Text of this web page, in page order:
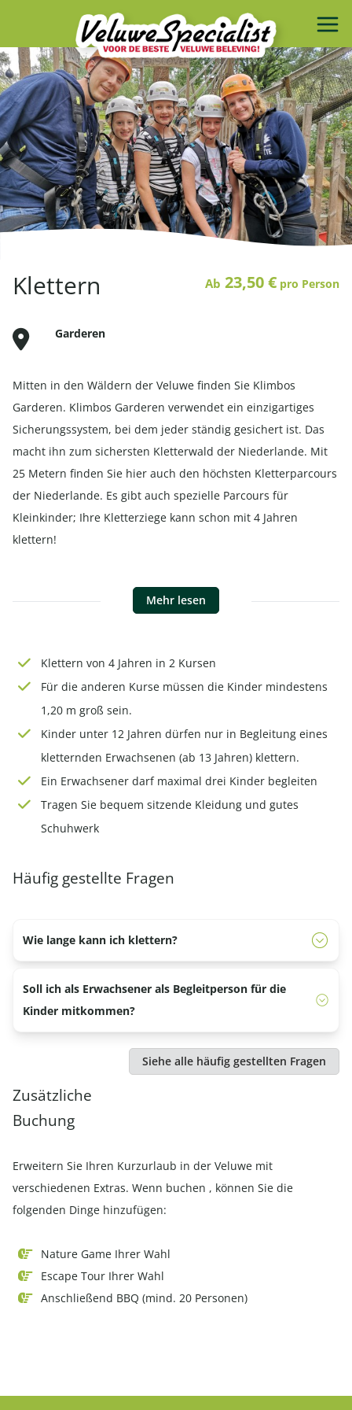
Klettern Ab 23,50 € pro Person
Garderen
Mitten in den Wäldern der Veluwe finden Sie Klimbos
Garderen. Klimbos Garderen verwendet ein einzigartiges
Sicherungssystem, bei dem jeder ständig gesichert ist. Das
macht ihn zum sichersten Kletterwald der Niederlande. Mit
25 Metern finden Sie hier auch den höchsten Kletterparcours
der Niederlande. Es gibt auch spezielle Parcours für
Kleinkinder; Ihre Kletterziege kann schon mit 4 Jahren
klettern!
Mehr lesen
Klettern von 4 Jahren in 2 Kursen
Für die anderen Kurse müssen die Kinder mindestens
1,20 m groß sein.
Kinder unter 12 Jahren dürfen nur in Begleitung eines
kletternden Erwachsenen (ab 13 Jahren) klettern.
Ein Erwachsener darf maximal drei Kinder begleiten
Tragen Sie bequem sitzende Kleidung und gutes
Schuhwerk
Häufig gestellte Fragen
Wie lange kann ich klettern?
Ein Block dauert 2,5 Stunden einschließlich Unterricht.
Die Einweisung einschließlich des Anlegens der
also mindestens 2 Stunden Zeit zum Klettern.
Soll ich als Erwachsener als Begleitperson für die
Kinder mitkommen?
Da wir ein Sicherheitssystem haben, bei dem Sie ständig
gesichert sind, sind Sie nicht verpflichtet, mit Ihren
Kindern zu klettern (vorausgesetzt, sie sind älter als 12
Jahre!). Natürlich raten wir Ihnen, mit ihnen zu klettern,
Siehe alle häufig gestellten Fragen
Zusätzliche
Buchung
Erweitern Sie Ihren Kurzurlaub in der Veluwe mit
verschiedenen Extras. Wenn buchen , können Sie die
folgenden Dinge hinzufügen:
Nature Game Ihrer Wahl
Escape Tour Ihrer Wahl
Anschließend BBQ (mind. 20 Personen)